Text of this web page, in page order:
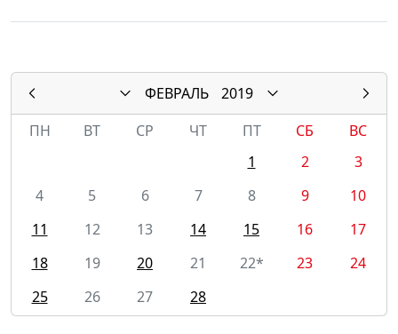
ФЕВРАЛЬ
2019
ПН
ВТ СР ЧТ ПТ СБ
ВС
1
2
3
4
5 6 7 8 9
10
11
12 13 14 15 16
17
18
19 20 21 22* 23
24
25
26 27 28